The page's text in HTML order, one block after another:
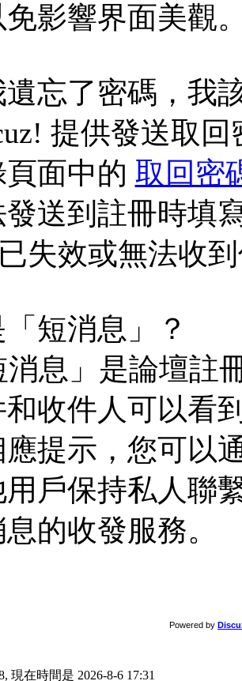
影響界面美觀
忘了密碼，我
提供發送取回
面中的 取回密
送到註冊時填
失效或無法收
短消息」？
息」是論壇註
收件人可以看
提示，您可以
用戶保持私人聯
的收發服務。
Powered by
現在時間是 2026-8-6 17:31